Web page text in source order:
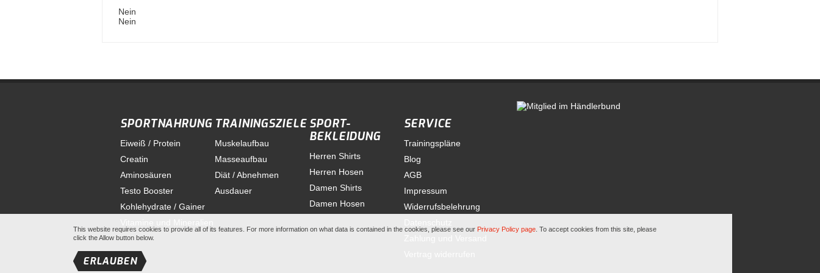
Nein
Nein
SPORTNAHRUNG
Eiweiß / Protein
Creatin
Aminosäuren
Testo Booster
Kohlehydrate / Gainer
TRAININGSZIELE
Muskelaufbau
Masseaufbau
Diät / Abnehmen
Ausdauer
SPORT-
BEKLEIDUNG
Herren Shirts
Herren Hosen
Damen Shirts
Damen Hosen
SERVICE
Trainingspläne
Blog
AGB
Impressum
Widerrufsbelehrung
This website requires cookies to provide all of its features. For more information on what data is contained in the cookies, please see our Privacy Policy page . To accept cookies from this site, please
click the Allow button below.
ERLAUBEN